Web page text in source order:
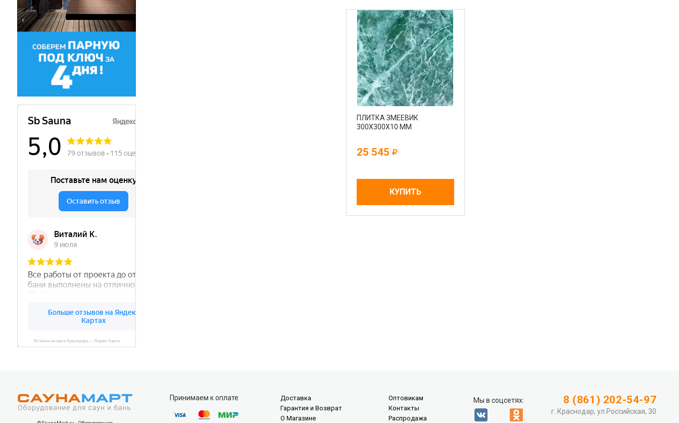
ПЛИТКА ЗМЕЕВИК
300Х300Х10 ММ
25 545
КУПИТЬ
Принимаем к оплате
Доставка
Гарантия и Возврат
О Магазине
Оптовикам
Контакты
Распродажа
Мы в соцсетях: 8 (861) 202-54-97
г. Краснодар, ул.Российская, 30